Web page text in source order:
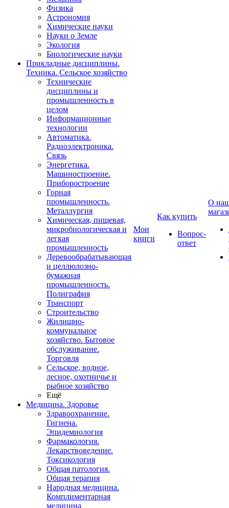
Физика
Астрономия
Химические науки
Науки о Земле
Экология
Биологические науки
Прикладные дисциплины.
Техника. Сельское хозяйство
Технические
дисциплины и
промышленность в
целом
Информационные
технологии
Автоматика.
Радиоэлектроника.
Связь
Энергетика.
Машиностроение.
Приборостроение
Горная
промышленность.
Металлургия
Химическая, пищевая,
микробиологическая и
легкая
промышленность
Деревообрабатывающая
и целлюлозно-
бумажная
промышленность.
Полиграфия
Транспорт
Строительство
Жилищно-
коммунальное
хозяйство. Бытовое
обслуживание.
Торговля
Сельское, водное,
лесное, охотничье и
рыбное хозяйство
Ещё
Медицина. Здоровье
Здравоохранение.
Гигиена.
Эпидемиология
Фармакология.
Лекарствоведение.
Токсикология
Общая патология.
Общая терапия
Народная медицина.
Комплиментарная
медицина
Мои
книги
Как купить
Вопрос-
ответ
О